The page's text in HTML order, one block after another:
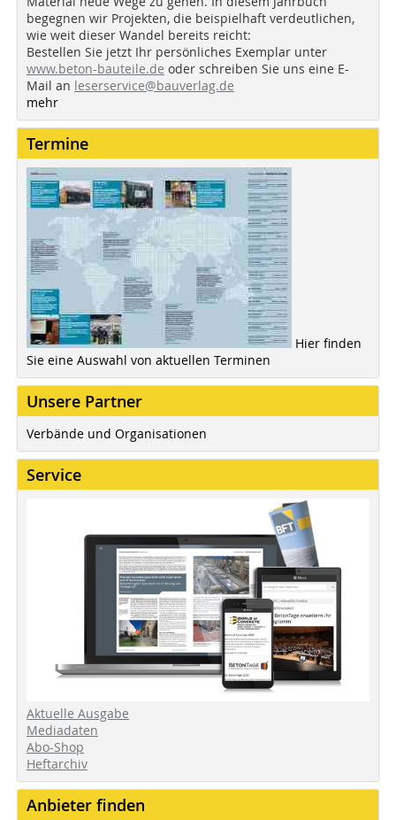
begegnen wir Projekten, die beispielhaft verdeutlichen,
wie weit dieser Wandel bereits reicht:
Bestellen Sie jetzt Ihr persönliches Exemplar unter
www.beton-bauteile.de oder schreiben Sie uns eine E-
Mail an leserservice@bauverlag.de
mehr
Termine
Hier finden
Sie eine Auswahl von aktuellen Terminen
Unsere Partner
Verbände und Organisationen
Service
Aktuelle Ausgabe
Mediadaten
Abo-Shop
Heftarchiv
Anbieter finden